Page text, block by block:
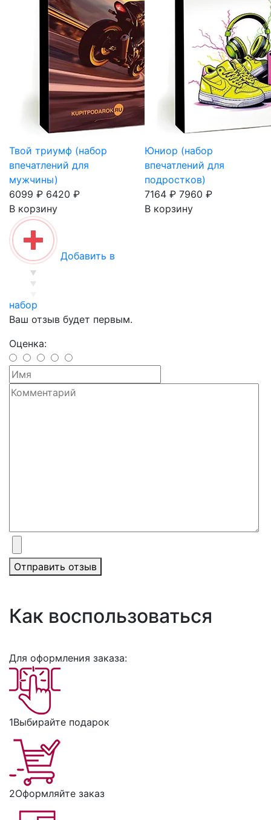
Твой триумф (набор
впечатлений для
мужчины)
6099 ₽ 6420 ₽
В корзину
Юниор (набор
впечатлений для
подростков)
7164 ₽ 7960 ₽
В корзину
Добавить в
набор
Ваш отзыв будет первым.
Оценка:
Отправить отзыв
Как воспользоваться
Для оформления заказа:
1Выбирайте подарок
2Оформляйте заказ